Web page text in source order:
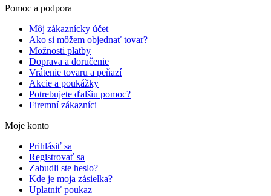
Pomoc a podpora
Môj zákaznícky účet
Ako si môžem objednať tovar?
Možnosti platby
Doprava a doručenie
Vrátenie tovaru a peňazí
Akcie a poukážky
Potrebujete ďalšiu pomoc?
Firemní zákazníci
Moje konto
Prihlásiť sa
Registrovať sa
Zabudli ste heslo?
Kde je moja zásielka?
Uplatniť poukaz